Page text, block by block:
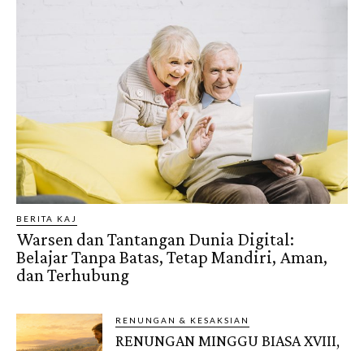
BERITA KAJ
Warsen dan Tantangan Dunia Digital:
Belajar Tanpa Batas, Tetap Mandiri, Aman,
dan Terhubung
RENUNGAN & KESAKSIAN
RENUNGAN MINGGU BIASA XVIII,